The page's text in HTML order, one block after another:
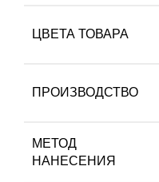
ЦВЕТА ТОВАРА
ПРОИЗВОДСТВО
МЕТОД
НАНЕСЕНИЯ